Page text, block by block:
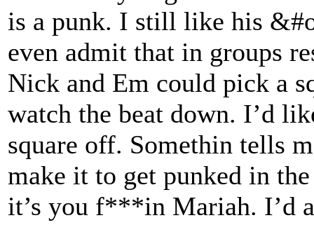
is a punk. I still like his
even admit that in groups
Nick and Em could pick a
watch the beat down. I’d
square off. Somethin tells
make it to get punked in
it’s you f***in Mariah. I’d